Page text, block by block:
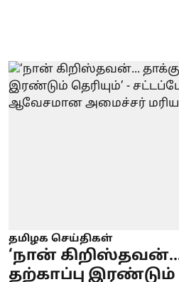
தமிழக செய்திகள்
‘நான்
தற்காப்பு இரண்டும்